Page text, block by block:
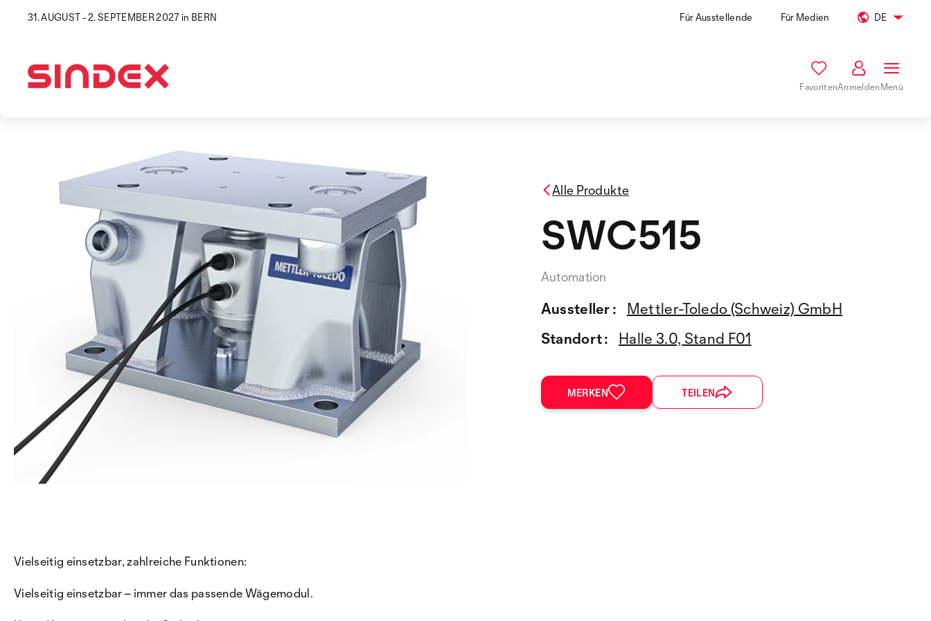
31. AUGUST - 2. SEPTEMBER 2027 in BERN Für Ausstellende Für Medien DE
FavoritenAnmeldenMenü
Alle Produkte
SWC515
Automation
Aussteller :
Mettler-Toledo (Schweiz) GmbH
Standort :
Halle 3.0, Stand F01
MERKEN TEILEN
Vielseitig einsetzbar, zahlreiche Funktionen:
Vielseitig einsetzbar – immer das passende Wägemodul.